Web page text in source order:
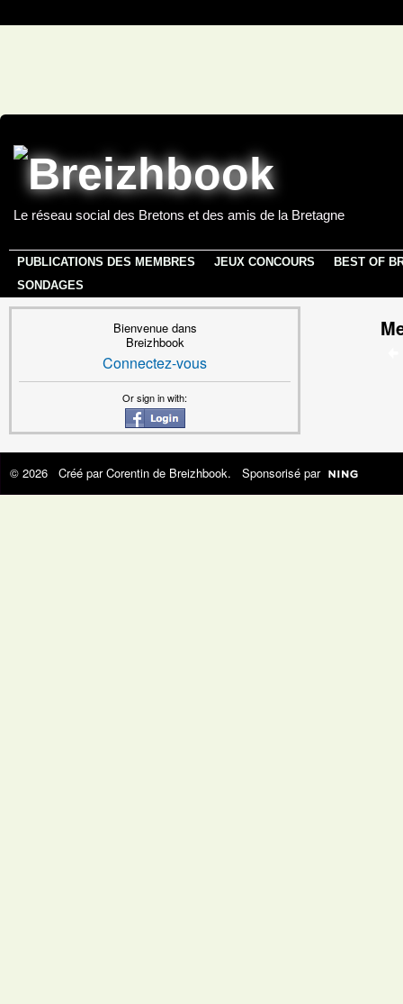
Le réseau social des Bretons et des amis de la Bretagne
PUBLICATIONS DES MEMBRES JEUX CONCOURS
BEST OF
SONDAGES
Bienvenue dans
Breizhbook
Connectez-vous
Or sign in with:
© 2026 Créé parCorentin de Breizhbook. Sponsorisé par